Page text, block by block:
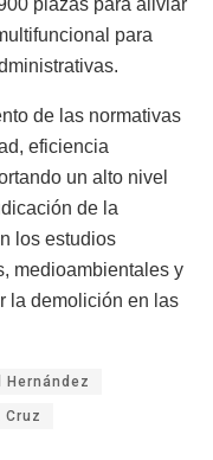
para
de las normativas
eficiencia
un alto nivel
de la
los estudios
medioambientales y
la demolición en las
Hernández
Cruz